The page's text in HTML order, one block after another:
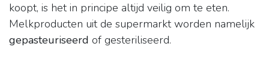
koopt, is het in principe altijd veilig om te eten.
Melkproducten uit de supermarkt worden namelijk
gepasteuriseerd of gesteriliseerd.